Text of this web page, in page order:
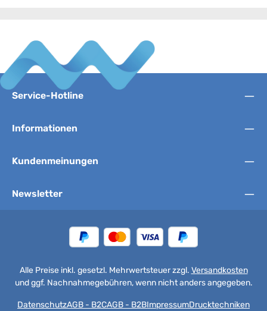
Service-Hotline
Informationen
Kundenmeinungen
Newsletter
Alle Preise inkl. gesetzl. Mehrwertsteuer zzgl. Versandkosten
und ggf. Nachnahmegebühren, wenn nicht anders angegeben.
DatenschutzAGB - B2CAGB - B2BImpressumDrucktechniken